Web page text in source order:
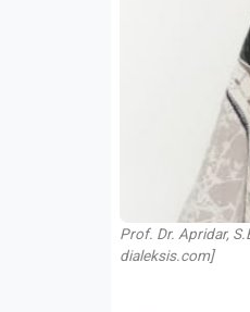
Prof. Dr. Apridar,
dialeksis.com]